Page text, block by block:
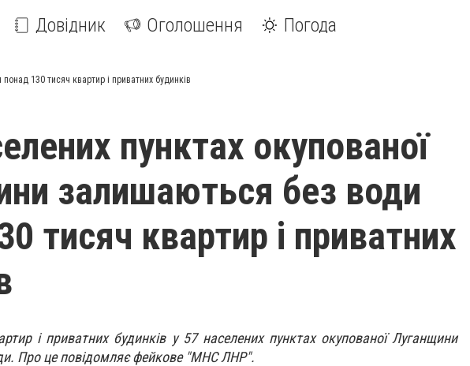
Довідник Оголошення Погода
130 тисяч квартир і приватних будинків
пунктах окупованої
залишаються без води
тисяч квартир і приватних
і приватних будинків у 57 населених пунктах окупованої Луганщини
Про це повідомляє фейкове "МНС ЛНР".